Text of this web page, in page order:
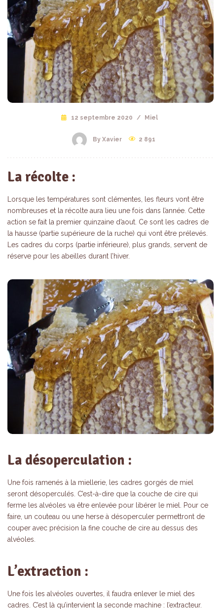
12 septembre 2020 / Miel
By Xavier 2 891
La récolte :
Lorsque les températures sont clémentes, les fleurs vont être
nombreuses et la récolte aura lieu une fois dans l’année. Cette
action se fait la premier quinzaine d’aout. Ce sont les cadres de
la hausse (partie supérieure de la ruche) qui vont être prélevés.
Les cadres du corps (partie inférieure), plus grands, servent de
réserve pour les abeilles durant l’hiver.
La désoperculation :
Une fois ramenés à la miellerie, les cadres gorgés de miel
seront désoperculés. C’est-à-dire que la couche de cire qui
ferme les alvéoles va être enlevée pour libérer le miel. Pour ce
faire, un couteau ou une herse à désoperculer permettront de
couper avec précision la fine couche de cire au dessus des
alvéoles.
L’extraction :
Une fois les alvéoles ouvertes, il faudra enlever le miel des
cadres. C’est là qu’intervient la seconde machine : l’extracteur.